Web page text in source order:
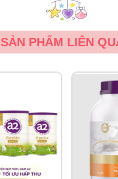
SẢN PHẨM LIÊN